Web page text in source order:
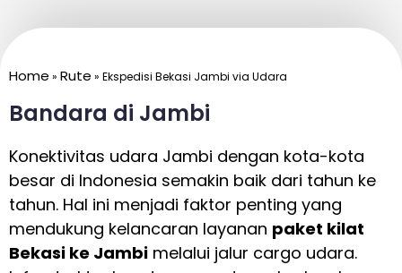
Home » Rute » Ekspedisi Bekasi Jambi via Udara
Bandara di Jambi
Konektivitas udara Jambi dengan kota-kota
besar di Indonesia semakin baik dari tahun ke
tahun. Hal ini menjadi faktor penting yang
mendukung kelancaran layanan paket kilat
Bekasi ke Jambi melalui jalur cargo udara.